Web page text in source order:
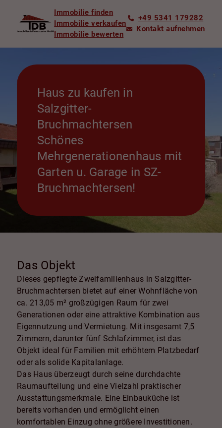
Immobilie finden
Immobilie verkaufen
Immobilie bewerten
+49 5341 179282
Kontakt aufnehmen
Haus zu kaufen in
Salzgitter-
Bruchmachtersen
Schönes
Mehrgenerationenhaus mit
Garten u. Garage in SZ-
Bruchmachtersen!
Das Objekt
Dieses gepflegte Zweifamilienhaus in Salzgitter-
Bruchmachtersen bietet auf einer Wohnfläche von
ca. 213,05 m² großzügigen Raum für zwei
Generationen oder eine attraktive Kombination aus
Eigennutzung und Vermietung. Mit insgesamt 7,5
Zimmern, darunter fünf Schlafzimmer, ist das
Objekt ideal für Familien mit erhöhtem Platzbedarf
oder als solide Kapitalanlage.
Das Haus überzeugt durch seine durchdachte
Raumaufteilung und eine Vielzahl praktischer
Ausstattungsmerkmale. Eine Einbauküche ist
bereits vorhanden und ermöglicht einen
komfortablen Einzug ohne größere Investitionen.